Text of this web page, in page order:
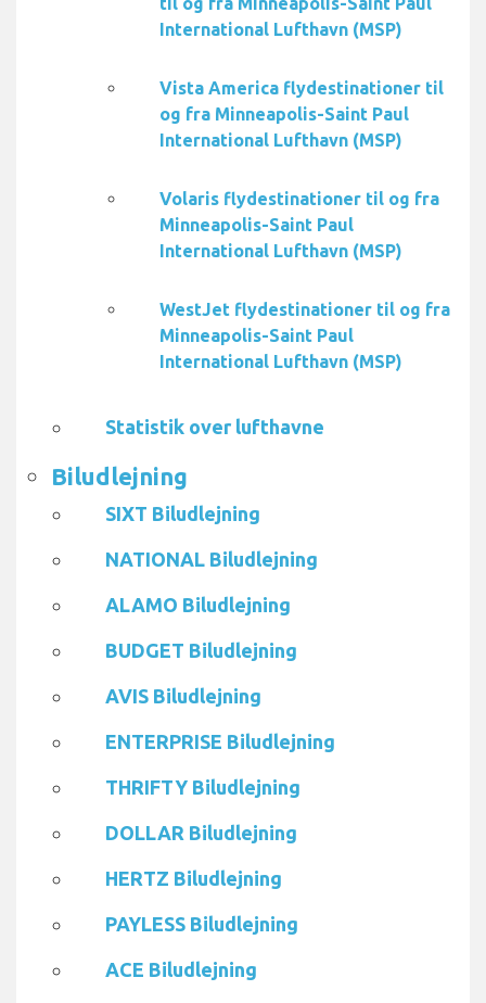
International Lufthavn (MSP)
Vista America flydestinationer til
og fra Minneapolis-Saint Paul
International Lufthavn (MSP)
Volaris flydestinationer til og fra
Minneapolis-Saint Paul
International Lufthavn (MSP)
WestJet flydestinationer til og fra
Minneapolis-Saint Paul
International Lufthavn (MSP)
Statistik over lufthavne
Biludlejning
SIXT Biludlejning
NATIONAL Biludlejning
ALAMO Biludlejning
BUDGET Biludlejning
AVIS Biludlejning
ENTERPRISE Biludlejning
THRIFTY Biludlejning
DOLLAR Biludlejning
HERTZ Biludlejning
PAYLESS Biludlejning
ACE Biludlejning